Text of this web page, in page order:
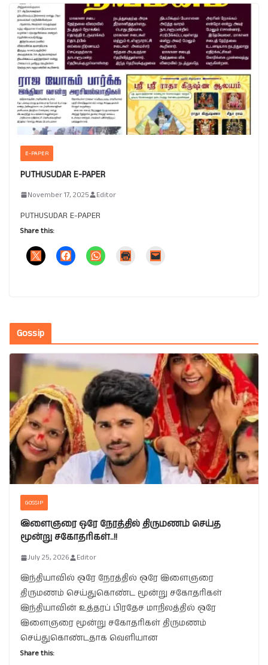
E-PAPER
PUTHUSUDAR E-PAPER
November 17, 2025 Editor
PUTHUSUDAR E-PAPER
Share this:
Gossip
GOSSIP
இளைஞரை ஒரே நேரத்தில் திருமணம் செய்த
மூன்று சகோதரிகள்..!!
July 25, 2026 Editor
இந்தியாவில் ஒரே நேரத்தில் ஒரே இளைஞரை
திருமணம் செய்துகொண்ட மூன்று சகோதரிகள்
இந்தியாவின் உத்தரப் பிரதேச மாநிலத்தில் ஒரே
இளைஞரை மூன்று சகோதரிகள் திருமணம்
செய்துகொண்டதாக வெளியான
Share this: